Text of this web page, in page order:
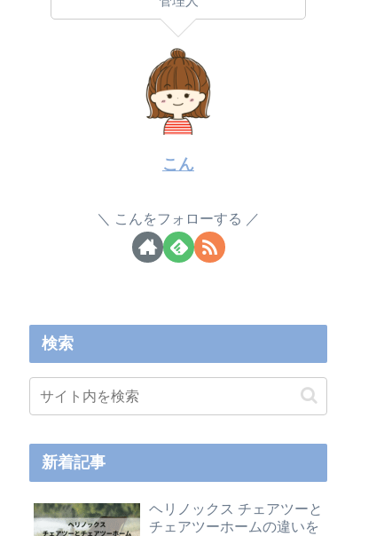
こん
こんをフォローする
検索
新着記事
ヘリノックス チェアツーと
チェアツーホームの違いを